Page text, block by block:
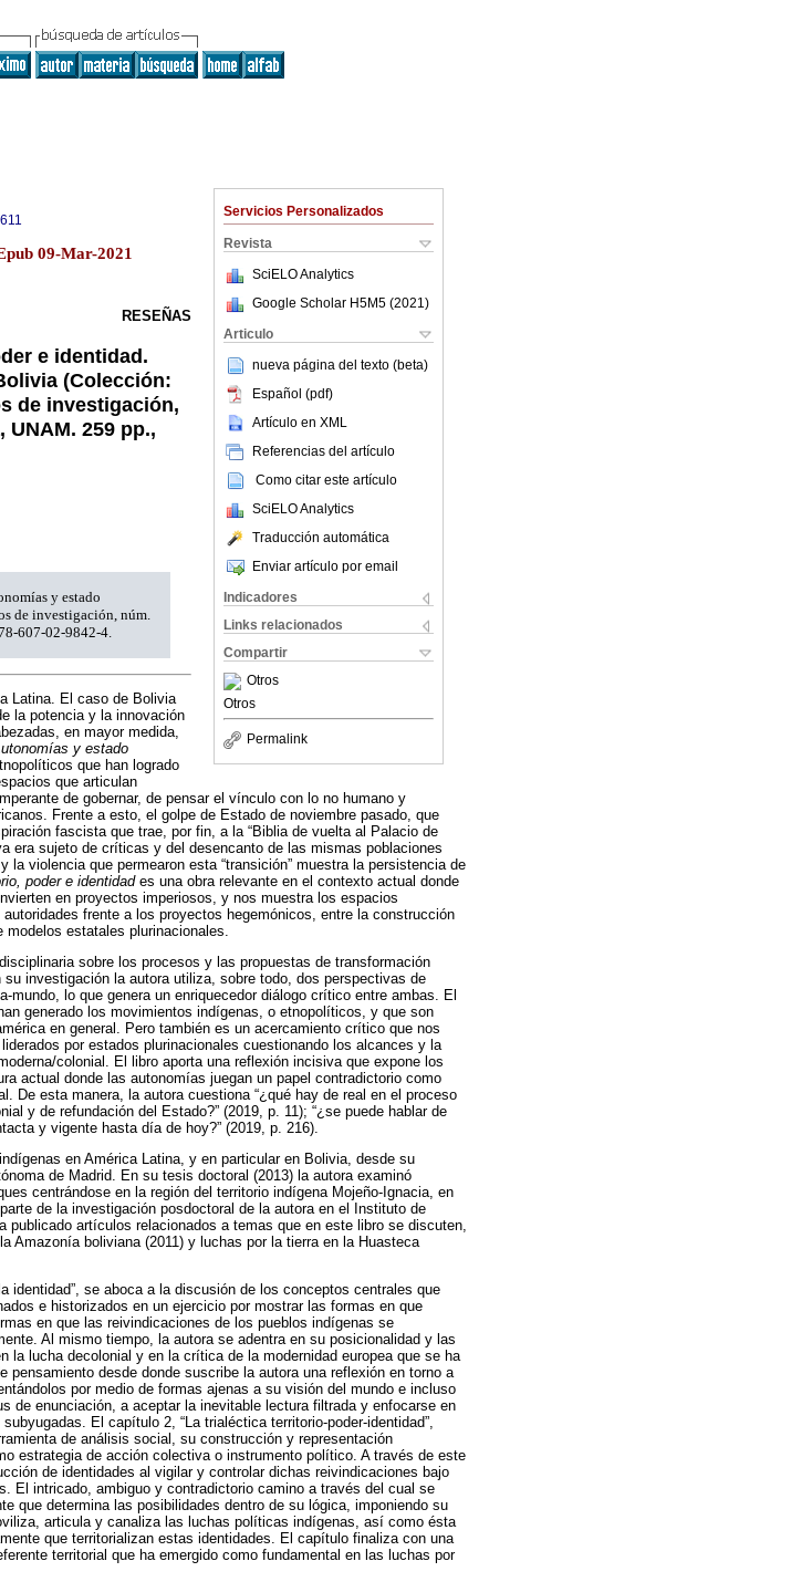
Servicios Personalizados
Revista
SciELO Analytics
Google Scholar H5M5 (2021 )
Articulo
nueva página del texto (beta)
Español (pdf)
Artículo en XML
Referencias del artículo
Como citar este artículo
SciELO Analytics
Traducción automática
Enviar artículo por email
Indicadores
Links relacionados
Compartir
Otros
Otros
Permalink
09-Mar-2021
RESEÑAS
e identidad.
(Colección:
de investigación,
259 pp.,
y estado
de investigación, núm.
607-02-9842-4.
Latina. El caso de Bolivia
la potencia y la innovación
en mayor medida,
y estado
que han logrado
que articulan
de gobernar, de pensar el vínculo con lo no humano y
Frente a esto, el golpe de Estado de noviembre pasado, que
fascista que trae, por fin, a la “Biblia de vuelta al Palacio de
era sujeto de críticas y del desencanto de las mismas poblaciones
violencia que permearon esta “transición” muestra la persistencia de
poder e identidades una obra relevante en el contexto actual donde
en proyectos imperiosos, y nos muestra los espacios
frente a los proyectos hegemónicos, entre la construcción
estatales plurinacionales.
sobre los procesos y las propuestas de transformación
investigación la autora utiliza, sobre todo, dos perspectivas de
lo que genera un enriquecedor diálogo crítico entre ambas. El
generado los movimientos indígenas, o etnopolíticos, y que son
en general. Pero también es un acercamiento crítico que nos
por estados plurinacionales cuestionando los alcances y la
colonial. El libro aporta una reflexión incisiva que expone los
actual donde las autonomías juegan un papel contradictorio como
De esta manera, la autora cuestiona “¿qué hay de real en el proceso
y de refundación del Estado?” (2019, p. 11); “¿se puede hablar de
y vigente hasta día de hoy?” (2019, p. 216).
en América Latina, y en particular en Bolivia, desde su
de Madrid. En su tesis doctoral (2013) la autora examinó
centrándose en la región del territorio indígena Mojeño-Ignacia, en
de la investigación posdoctoral de la autora en el Instituto de
publicado artículos relacionados a temas que en este libro se discuten,
Amazonía boliviana (2011) y luchas por la tierra en la Huasteca
identidad”, se aboca a la discusión de los conceptos centrales que
e historizados en un ejercicio por mostrar las formas en que
en que las reivindicaciones de los pueblos indígenas se
Al mismo tiempo, la autora se adentra en su posicionalidad y las
la lucha decolonial y en la crítica de la modernidad europea que se ha
desde donde suscribe la autora una reflexión en torno a
por medio de formas ajenas a su visión del mundo e incluso
de enunciación, a aceptar la inevitable lectura filtrada y enfocarse en
El capítulo 2, “La trialéctica territorio-poder-identidad”,
de análisis social, su construcción y representación
estrategia de acción colectiva o instrumento político. A través de este
de identidades al vigilar y controlar dichas reivindicaciones bajo
El intricado, ambiguo y contradictorio camino a través del cual se
que determina las posibilidades dentro de su lógica, imponiendo su
articula y canaliza las luchas políticas indígenas, así como ésta
que territorializan estas identidades. El capítulo finaliza con una
territorial que ha emergido como fundamental en las luchas por